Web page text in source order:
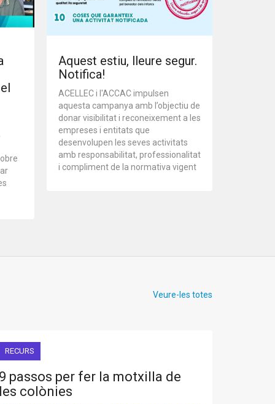
Aquest estiu, lleure segur.
Notifica!
ACELLEC i l'ACCAC impulsen
aquesta campanya amb l’objectiu de
donar visibilitat i reconeixement a les
empreses i entitats que
desenvolupen les seves activitats
amb responsabilitat, professionalitat
i compliment de la normativa vigent
Veure-les totes
RECURS
9 passos per fer la motxilla de
les colònies